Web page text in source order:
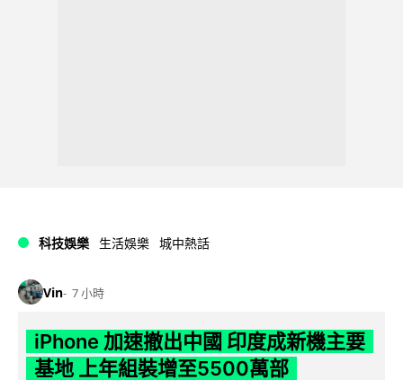
科技娛樂 生活娛樂 城中熱話
Vin 7 小時
iPhone 加速撤出中國 印度成新機主要
基地 上年組裝增至5500萬部